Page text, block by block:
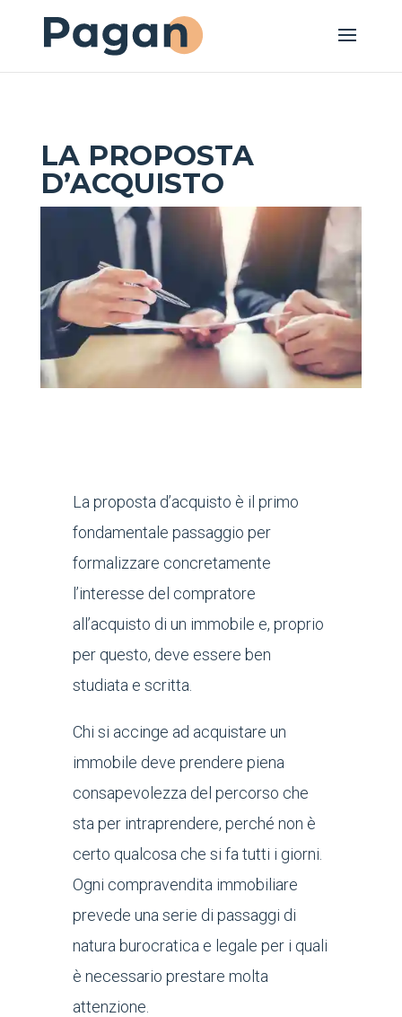
LA PROPOSTA
D’ACQUISTO
La proposta d’acquisto è il primo
fondamentale passaggio per
formalizzare concretamente
l’interesse del compratore
all’acquisto di un immobile e, proprio
per questo, deve essere ben
studiata e scritta.
Chi si accinge ad acquistare un
immobile deve prendere piena
consapevolezza del percorso che
sta per intraprendere, perché non è
certo qualcosa che si fa tutti i giorni.
Ogni compravendita immobiliare
prevede una serie di passaggi di
natura burocratica e legale per i quali
è necessario prestare molta
attenzione.